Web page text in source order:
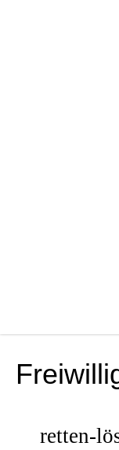
retten-